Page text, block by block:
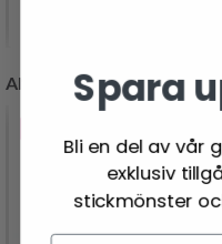
ANDRA KUNDER KÖPTE
Spara
Bli en del av vår
exklusiv
stickmönster